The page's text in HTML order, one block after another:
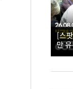
[스
만